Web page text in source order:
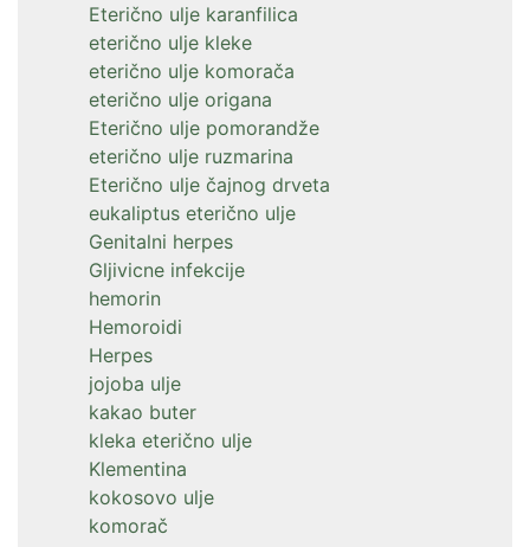
Eterično ulje karanfilica
eterično ulje kleke
eterično ulje komorača
eterično ulje origana
Eterično ulje pomorandže
eterično ulje ruzmarina
Eterično ulje čajnog drveta
eukaliptus eterično ulje
Genitalni herpes
Gljivicne infekcije
hemorin
Hemoroidi
Herpes
jojoba ulje
kakao buter
kleka eterično ulje
Klementina
kokosovo ulje
komorač